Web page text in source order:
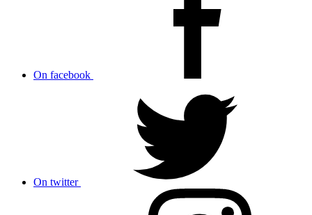
On facebook
On twitter